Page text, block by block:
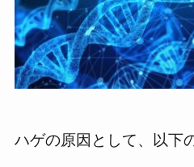
ハゲの原因として、以下